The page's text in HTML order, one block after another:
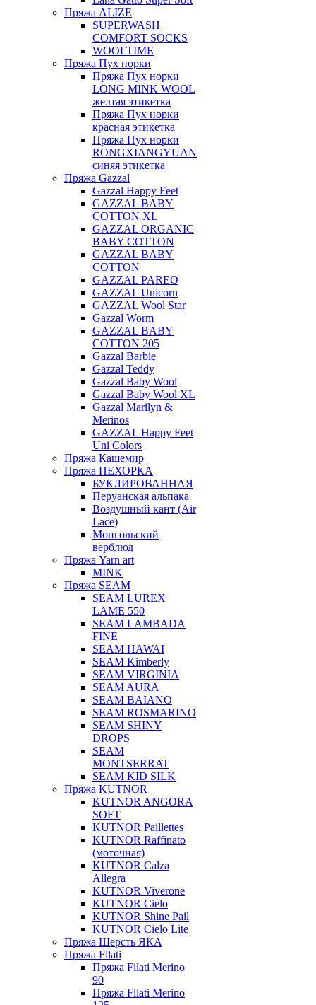
Пряжа ALIZE
SUPERWASH
COMFORT SOCKS
WOOLTIME
Пряжа Пух норки
Пряжа Пух норки
LONG MINK WOOL
желтая этикетка
Пряжа Пух норки
красная этикетка
Пряжа Пух норки
RONGXIANGYUAN
синяя этикетка
Пряжа Gazzal
Gazzal Happy Feet
GAZZAL BABY
COTTON XL
GAZZAL ORGANIC
BABY COTTON
GAZZAL BABY
COTTON
GAZZAL PAREO
GAZZAL Unicorn
GAZZAL Wool Star
Gazzal Worm
GAZZAL BABY
COTTON 205
Gazzal Barbie
Gazzal Teddy
Gazzal Baby Wool
Gazzal Baby Wool XL
Gazzal Marilyn &
Merinos
GAZZAL Happy Feet
Uni Colors
Пряжа Кашемир
Пряжа ПЕХОРКА
БУКЛИРОВАННАЯ
Перуанская альпака
Воздушный кант (Air
Lace)
Монгольский
верблюд
Пряжа Yarn art
MINK
Пряжа SEAM
SEAM LUREX
LAME 550
SEAM LAMBADA
FINE
SEAM HAWAI
SEAM Kimberly
SEAM VIRGINIA
SEAM AURA
SEAM BAIANO
SEAM ROSMARINO
SEAM SHINY
DROPS
SEAM
MONTSERRAT
SEAM KID SILK
Пряжа KUTNOR
KUTNOR ANGORA
SOFT
KUTNOR Paillettes
KUTNOR Raffinato
(моточная)
KUTNOR Calza
Allegra
KUTNOR Viverone
KUTNOR Cielo
KUTNOR Shine Pail
KUTNOR Cielo Lite
Пряжа Шерсть ЯКА
Пряжа Filati
Пряжа Filati Merino
90
Пряжа Filati Merino